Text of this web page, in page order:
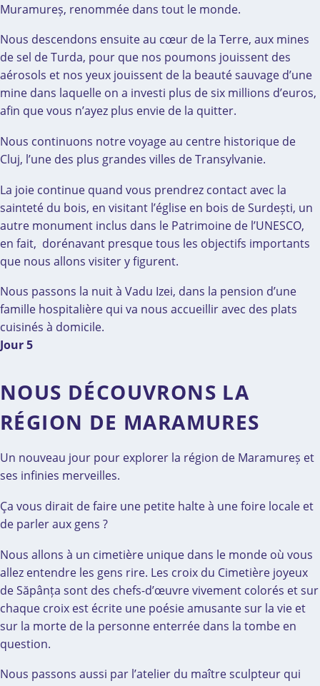
Muramureș, renommée dans tout le monde.
Nous descendons ensuite au cœur de la Terre, aux mines
de sel de Turda, pour que nos poumons jouissent des
aérosols et nos yeux jouissent de la beauté sauvage d’une
mine dans laquelle on a investi plus de six millions d’euros,
afin que vous n’ayez plus envie de la quitter.
Nous continuons notre voyage au centre historique de
Cluj, l’une des plus grandes villes de Transylvanie.
La joie continue quand vous prendrez contact avec la
sainteté du bois, en visitant l’église en bois de Surdești, un
autre monument inclus dans le Patrimoine de l’UNESCO,
en fait, dorénavant presque tous les objectifs importants
que nous allons visiter y figurent.
Nous passons la nuit à Vadu Izei, dans la pension d’une
famille hospitalière qui va nous accueillir avec des plats
cuisinés à domicile.
Jour 5
NOUS DÉCOUVRONS LA
RÉGION DE MARAMURES
Un nouveau jour pour explorer la région de Maramureș et
ses infinies merveilles.
Ça vous dirait de faire une petite halte à une foire locale et
de parler aux gens ?
Nous allons à un cimetière unique dans le monde où vous
allez entendre les gens rire. Les croix du Cimetière joyeux
de Săpânța sont des chefs-d’œuvre vivement colorés et sur
chaque croix est écrite une poésie amusante sur la vie et
sur la morte de la personne enterrée dans la tombe en
question.
Nous passons aussi par l’atelier du maître sculpteur qui